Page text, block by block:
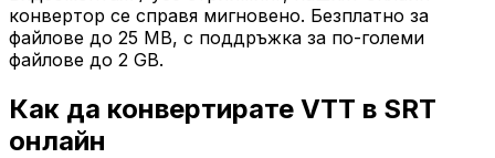
конвертор се справя мигновено. Безплатно за
файлове до 25 MB, с поддръжка за по-големи
файлове до 2 GB.
Как да конвертирате VTT в SRT
онлайн